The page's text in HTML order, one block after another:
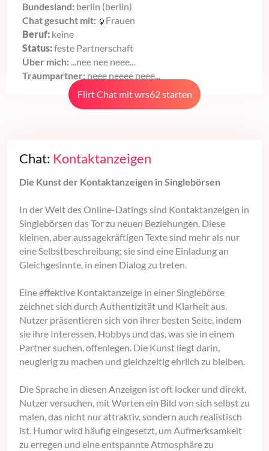
Bundesland: berlin (berlin)
Chat gesucht mit:
Frauen
Beruf: keine
Status:feste Partnerschaft
Über mich: ...nee nee neee...
Traumpartner: neee neeee neee...
Flirt Chat mit wrs62 starten
Chat: Kontaktanzeigen
Die Kunst der Kontaktanzeigen in Singlebörsen
In der Welt des Online-Datings sind Kontaktanzeigen in
Singlebörsen das Tor zu neuen Beziehungen. Diese
kleinen, aber aussagekräftigen Texte sind mehr als nur
eine Selbstbeschreibung; sie sind eine Einladung an
Gleichgesinnte, in einen Dialog zu treten.
Eine effektive Kontaktanzeige in einer Singlebörse
zeichnet sich durch Authentizität und Klarheit aus.
Nutzer präsentieren sich von ihrer besten Seite, indem
sie ihre Interessen, Hobbys und das, was sie in einem
Partner suchen, offenlegen. Die Kunst liegt darin,
neugierig zu machen und gleichzeitig ehrlich zu bleiben.
Die Sprache in diesen Anzeigen ist oft locker und direkt.
Nutzer versuchen, mit Worten ein Bild von sich selbst zu
malen, das nicht nur attraktiv, sondern auch realistisch
ist. Humor wird häufig eingesetzt, um Aufmerksamkeit
zu erregen und eine entspannte Atmosphäre zu